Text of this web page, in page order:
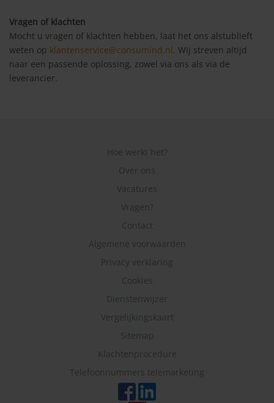
Vragen of klachten
Mocht u vragen of klachten hebben, laat het ons alstublieft
weten op klantenservice@consumind.nl. Wij streven altijd
naar een passende oplossing, zowel via ons als via de
leverancier.
Hoe werkt het?
Over ons
Vacatures
Vragen?
Contact
Algemene voorwaarden
Privacy verklaring
Cookies
Dienstenwijzer
Vergelijkingskaart
Sitemap
Klachtenprocedure
Telefoonnummers telemarketing